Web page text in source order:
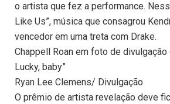
o artista que fez a performance.
Like Us”, música que consagrou
vencedor em uma treta com Drake.
Chappell Roan em foto de divulgação
Lucky, baby”
Ryan Lee Clemens/ Divulgação
O prêmio de artista revelação deve